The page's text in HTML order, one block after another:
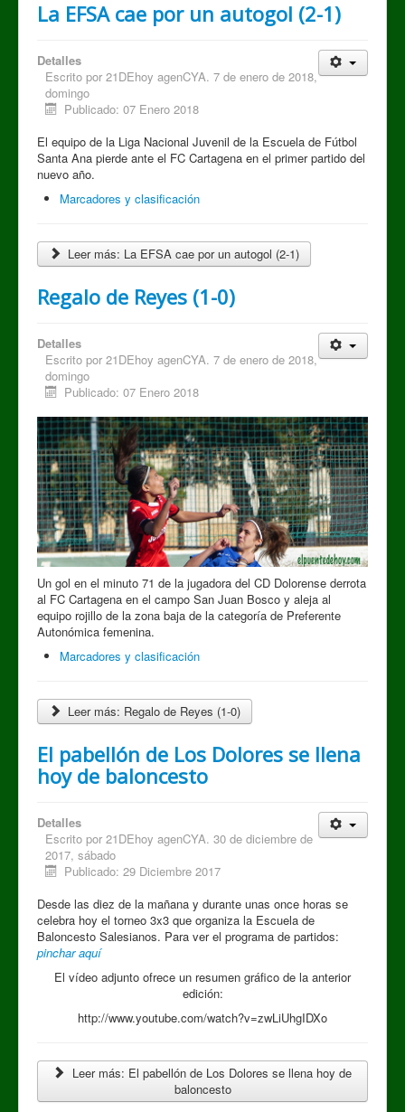
La EFSA cae por un autogol (2-1)
Detalles
Escrito por 21DEhoy agenCYA. 7 de enero de 2018,
domingo
Publicado: 07 Enero 2018
El equipo de la Liga Nacional Juvenil de la Escuela de Fútbol
Santa Ana pierde ante el FC Cartagena en el primer partido del
nuevo año.
Marcadores y clasificación
Leer más: La EFSA cae por un autogol (2-1)
Regalo de Reyes (1-0)
Detalles
Escrito por 21DEhoy agenCYA. 7 de enero de 2018,
domingo
Publicado: 07 Enero 2018
Un gol en el minuto 71 de la jugadora del CD Dolorense derrota
al FC Cartagena en el campo San Juan Bosco y aleja al
equipo rojillo de la zona baja de la categoría de Preferente
Autonómica femenina.
Marcadores y clasificación
Leer más: Regalo de Reyes (1-0)
El pabellón de Los Dolores se llena
hoy de baloncesto
Detalles
Escrito por 21DEhoy agenCYA. 30 de diciembre de
2017, sábado
Publicado: 29 Diciembre 2017
Desde las diez de la mañana y durante unas once horas se
celebra hoy el torneo 3x3 que organiza la Escuela de
Baloncesto Salesianos. Para ver el programa de partidos:
pinchar aquí
El vídeo adjunto ofrece un resumen gráfico de la anterior
edición:
http://www.youtube.com/watch?v=zwLiUhgIDXo
Leer más: El pabellón de Los Dolores se llena hoy de
baloncesto